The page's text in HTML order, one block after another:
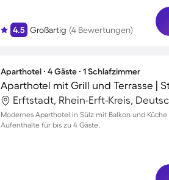
4.5 Großartig (4 Bewertungen)
Aparthotel ∙ 4 Gäste ∙ 1 Schlafzimmer
Aparthotel mit Grill und Terrasse |
Erftstadt, Rhein-Erft-Kreis,
Modernes Aparthotel in Sülz mit Balkon und
Aufenthalte für bis zu 4 Gäste.